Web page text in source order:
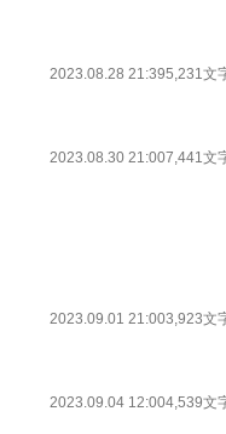
2023.08.28 21:395,231文
2023.08.30 21:007,441文
2023.09.01 21:003,923文
2023.09.04 12:004,539文